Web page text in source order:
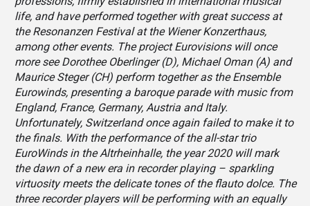
life, and have performed together with great success at
the Resonanzen Festival at the Wiener Konzerthaus,
among other events. The project Eurovisions will once
more see Dorothee Oberlinger (D), Michael Oman (A) and
Maurice Steger (CH) perform together as the Ensemble
Eurowinds, presenting a baroque parade with music from
England, France, Germany, Austria and Italy.
Unfortunately, Switzerland once again failed to make it to
the finals. With the performance of the all-star trio
EuroWinds in the Altrheinhalle, the year 2020 will mark
the dawn of a new era in recorder playing – sparkling
virtuosity meets the delicate tones of the flauto dolce. The
three recorder players will be performing with an equally